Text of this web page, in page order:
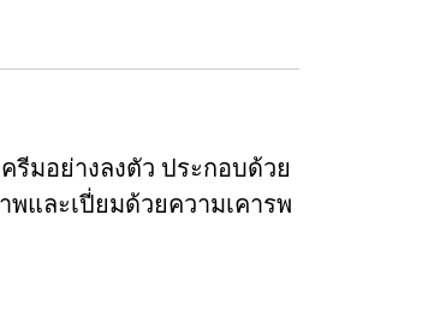
มอย่างลงตัว ประกอบด้วย
และเปี่ยมด้วยความเคารพ